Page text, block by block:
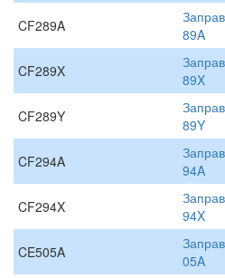
CF289A
89A
CF289X
89X
CF289Y
89Y
CF294A
94A
CF294X
94X
CE505A
05A